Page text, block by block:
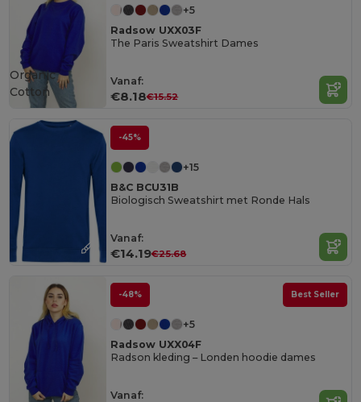
+5
Radsow UXX03F
The Paris Sweatshirt Dames
Vanaf:
€8.18€15.52
Organic
Cotton
-45%
+15
B&C BCU31B
Biologisch Sweatshirt met Ronde Hals
Vanaf:
€14.19€25.68
-48% Best Seller
+5
Radsow UXX04F
Radson kleding – Londen hoodie dames
Vanaf: